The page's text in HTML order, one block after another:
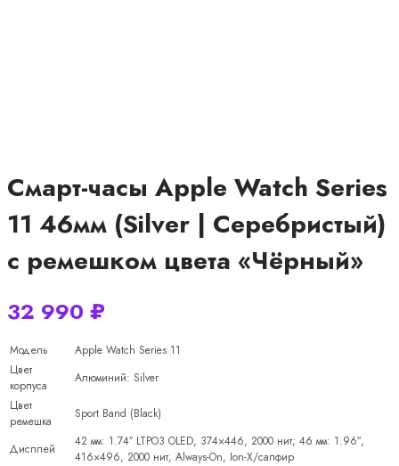
Смарт-часы Apple Watch Series
11 46мм (Silver | Серебристый)
с ремешком цвета «Чёрный»
32 990 ₽
Модель
Apple Watch Series 11
Цвет
корпуса
Алюминий: Silver
Цвет
ремешка
Sport Band (Black)
Дисплей
42 мм: 1.74″ LTPO3 OLED, 374×446, 2000 нит; 46 мм: 1.96″,
416×496, 2000 нит, Always-On, Ion-X/сапфир